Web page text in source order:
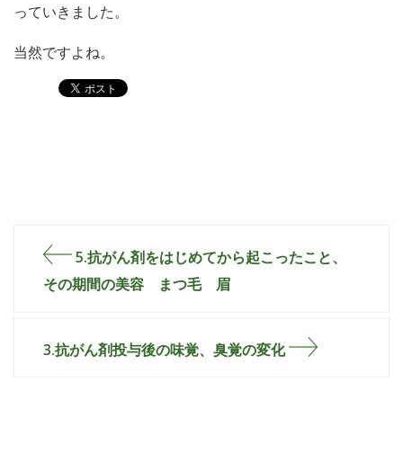
っていきました。
当然ですよね。
5.抗がん剤をはじめてから起こったこと、
その期間の美容 まつ毛 眉
3.抗がん剤投与後の味覚、臭覚の変化